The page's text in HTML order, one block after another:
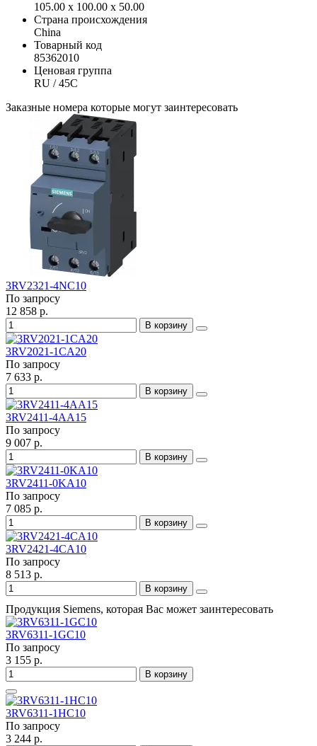
105.00 x 100.00 x 50.00
Страна происхождения
China
Товарный код
85362010
Ценовая группа
RU / 45C
Заказные номера которые могут заинтересовать
3RV2321-4NC10
По запросу
12 858 р.
В корзину
3RV2021-1CA20
По запросу
7 633 р.
В корзину
3RV2411-4AA15
По запросу
9 007 р.
В корзину
3RV2411-0KA10
По запросу
7 085 р.
В корзину
3RV2421-4CA10
По запросу
8 513 р.
В корзину
Продукция Siemens, которая Вас может заинтересовать
3RV6311-1GC10
По запросу
3 155 р.
В корзину
3RV6311-1HC10
По запросу
3 244 р.